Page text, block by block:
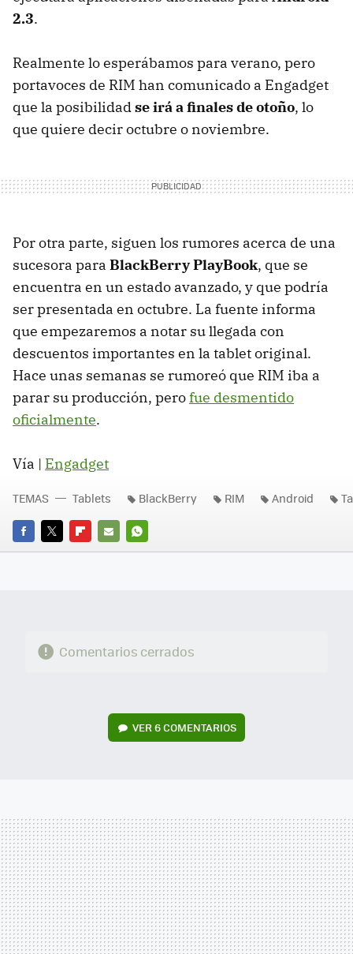
2.3.
Realmente lo esperábamos para verano, pero
portavoces de RIM han comunicado a Engadget
que la posibilidadse irá a finales de otoño, lo
que quiere decir octubre o noviembre.
Por otra parte, siguen los rumores acerca de una
sucesora para BlackBerry PlayBook, que se
encuentra en un estado avanzado, y que podría
ser presentada en octubre. La fuente informa
que empezaremos a notar su llegada con
descuentos importantes en la tablet original.
Hace unas semanas se rumoreó que RIM iba a
parar su producción, perofue desmentido
oficialmente.
Vía | Engadget
FACEBOOK
TWITTERFLIPBOARD
E-
WHATSAPP
TEMAS Tablets BlackBerry RIM Android
Comentarios cerrados
VER6 COMENTARIOS